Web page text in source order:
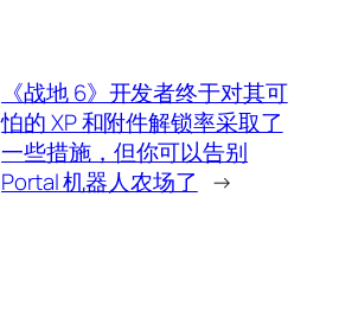
《战地 6》开发者终于对其可
怕的 XP 和附件解锁率采取了
一些措施，但你可以告别
Portal 机器人农场了
→